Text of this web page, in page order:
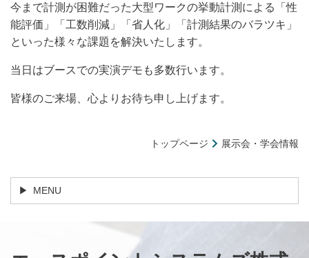
今まで計測が困難だった大型ワークの挙動計測による「性
能評価」「工数削減」「省人化」「計測結果のバラツキ」
といった様々な課題を解決いたします。
当日はブースでの実演デモも多数行います。
皆様のご来場、心よりお待ち申し上げます。
トップページ 展示会・学会情報
MENU